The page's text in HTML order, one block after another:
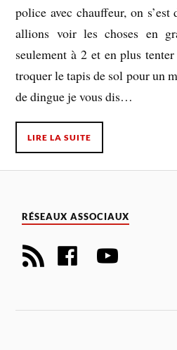
police avec chauffeur, on
allions voir les choses en
seulement à 2 et en plus
troquer le tapis de sol pour un
de dingue je vous dis…
LIRE LA SUITE
RÉSEAUX ASSOCIAUX